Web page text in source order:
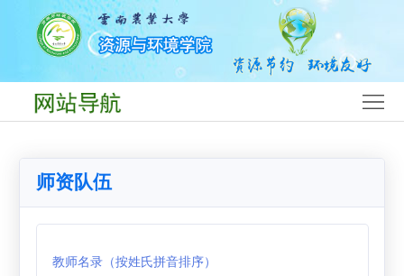
师资队伍
教师名录（按姓氏拼音排序）